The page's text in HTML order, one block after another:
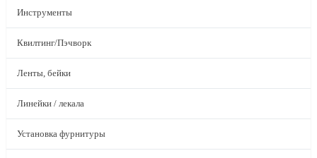
Инструменты
Квилтинг/Пэчворк
Ленты, бейки
Линейки / лекала
Установка фурнитуры